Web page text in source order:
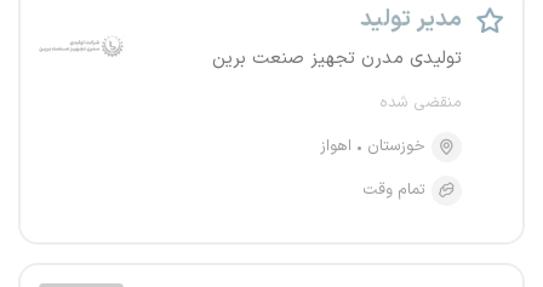
مدیر تولید
تولیدی مدرن تجهیز صنعت برین
منقضی شده
خوزستان
اهواز
تمام وقت